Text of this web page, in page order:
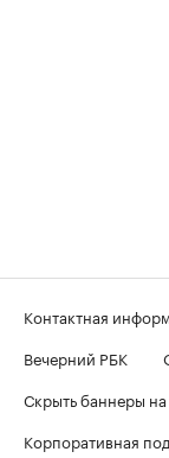
Контактная
Вечерний РБК
Скрыть баннеры
Корпоративная